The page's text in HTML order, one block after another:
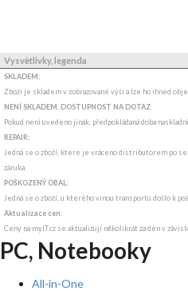
Vysvětlivky, legenda
SKLADEM:
Zboží je skladem v zobrazované výši a lze ho ihned
NENÍ SKLADEM, DOSTUPNOST NA DOTAZ:
Pokud není uvedeno jinak, předpokládaná doba
REPAIR:
Jedná se o zboží, které je vráceno distributorem po
záruka.
POŠKOZENÝ OBAL:
Jedná se o zboží, u kterého vinou transportu došlo k
Aktualizace cen:
Ceny na myIT.cz se aktualizují několikrát za den v
PC, Notebooky
All-in-One